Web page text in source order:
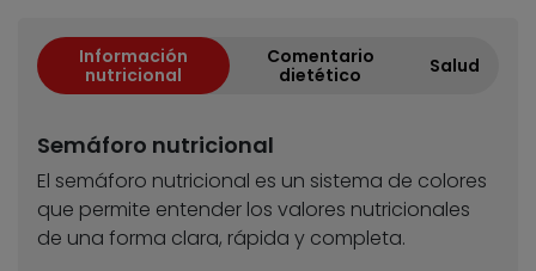
Información
nutricional
Comentario
dietético
Salud
Semáforo nutricional
El semáforo nutricional es un sistema de colores
que permite entender los valores nutricionales
de una forma clara, rápida y completa.